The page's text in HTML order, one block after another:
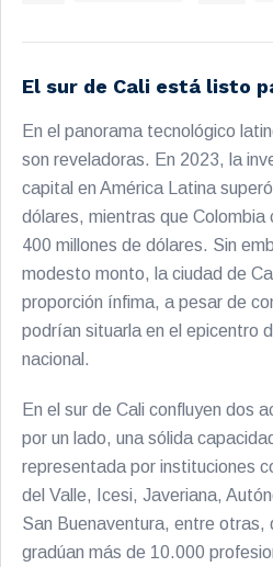
El sur de Cali está listo
En el panorama tecnológico
son reveladoras. En 2023, la
capital en América Latina
dólares, mientras que Colombia
400 millones de dólares. Sin
modesto monto, la ciudad de
proporción ínfima, a pesar de
podrían situarla en el epicentro
nacional.
En el sur de Cali confluyen dos
por un lado, una sólida
representada por instituciones
del Valle, Icesi, Javeriana,
San Buenaventura, entre otras,
gradúan más de 10.000